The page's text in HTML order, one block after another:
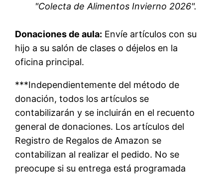
"Colecta de Alimentos Invierno 2026".
Donaciones de aula: Envíe artículos con su
hijo a su salón de clases o déjelos en la
oficina principal.
***Independientemente del método de
donación, todos los artículos se
contabilizarán y se incluirán en el recuento
general de donaciones. Los artículos del
Registro de Regalos de Amazon se
contabilizan al realizar el pedido. No se
preocupe si su entrega está programada